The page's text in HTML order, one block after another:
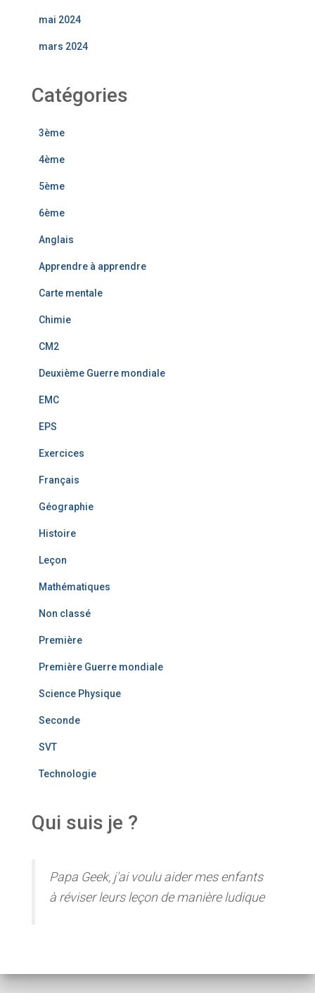
mai 2024
mars 2024
Catégories
3ème
4ème
5ème
6ème
Anglais
Apprendre à apprendre
Carte mentale
Chimie
CM2
Deuxième Guerre mondiale
EMC
EPS
Exercices
Français
Géographie
Histoire
Leçon
Mathématiques
Non classé
Première
Première Guerre mondiale
Science Physique
Seconde
SVT
Technologie
Qui suis je ?
Papa Geek, j'ai voulu aider mes enfants
à réviser leurs leçon de manière ludique